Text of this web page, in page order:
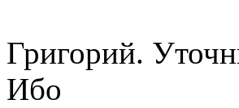
Григорий.
Ибо